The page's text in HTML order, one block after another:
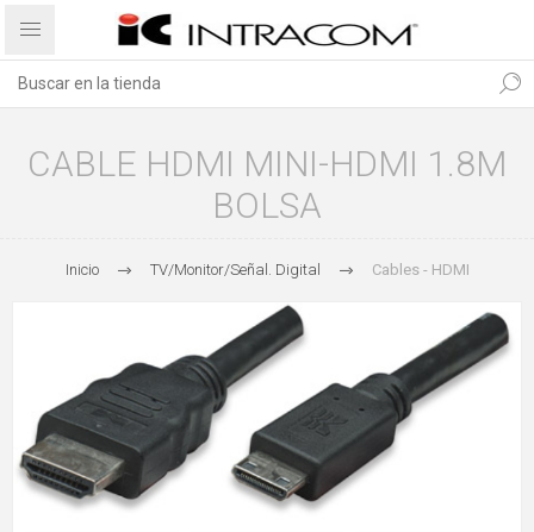
CABLE HDMI MINI-HDMI 1.8M
BOLSA
Inicio TV/Monitor/Señal. Digital Cables - HDMI